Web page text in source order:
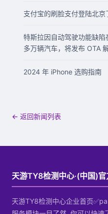
支付宝的刷脸支付登陆北京
特斯拉因自动驾驶功能缺
多万辆汽车，将发布 OTA
2024 年 iPhone 选购指南
← 返回新闻列表
天游TY8检测中心·(中国)
天游TY8检测中心企业首页